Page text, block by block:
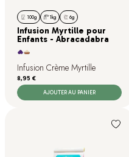
100g 1kg 6g
Infusion Myrtille pour
Enfants - Abracadabra
Infusion Crème Myrtille
Prix
8,95 €
AJOUTER AU PANIER